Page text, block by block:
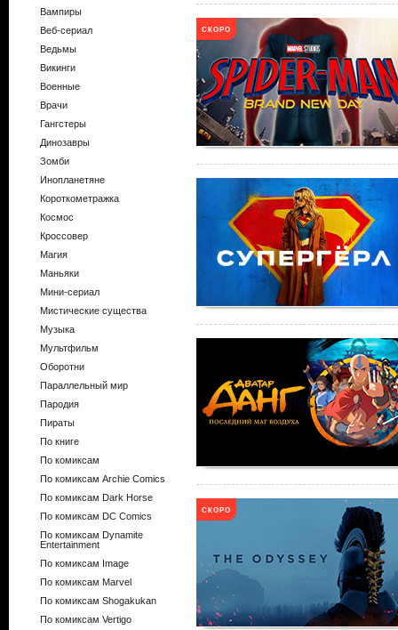
Вампиры
Веб-сериал
Ведьмы
Викинги
Военные
Врачи
Гангстеры
Динозавры
Зомби
Инопланетяне
Короткометражка
Космос
Кроссовер
Магия
Маньяки
Мини-сериал
Мистические существа
Музыка
Мультфильм
Оборотни
Параллельный мир
Пародия
Пираты
По книге
По комиксам
По комиксам Archie Comics
По комиксам Dark Horse
По комиксам DC Comics
По комиксам Dynamite
Entertainment
По комиксам Image
По комиксам Marvel
По комиксам Shogakukan
По комиксам Vertigo
СКОРО
СКОРО